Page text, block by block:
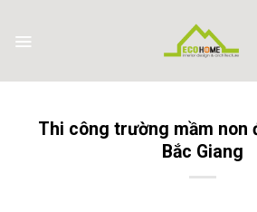
content
Thi công trường mầm non
Bắc Giang